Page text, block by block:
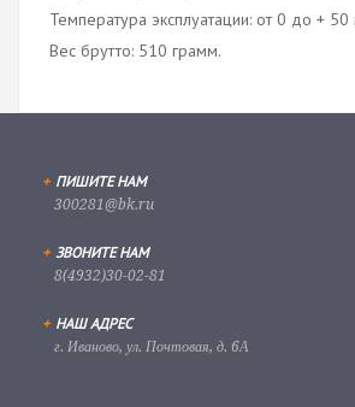
Температура эксплуатации: от 0 до + 50
Вес брутто: 510 грамм.
+ ПИШИТЕ НАМ
300281@bk.ru
+ ЗВОНИТЕ НАМ
8(4932)30-02-81
+ НАШ АДРЕС
г. Иваново, ул. Почтовая, д. 6А